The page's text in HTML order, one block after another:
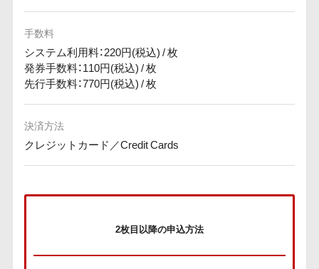
手数料
システム利用料：220円(税込) / 枚
発券手数料：110円(税込) / 枚
先行手数料：770円(税込) / 枚
決済方法
クレジットカード／Credit Cards
2枚目以降の申込方法